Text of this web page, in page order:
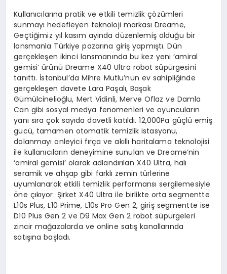
Kullanıcılarına pratik ve etkili temizlik çözümleri
sunmayı hedefleyen teknoloji markası Dreame,
Geçtiğimiz yıl kasım ayında düzenlemiş olduğu bir
lansmanla Türkiye pazarına giriş yapmıştı. Dün
gerçekleşen ikinci lansmanında bu kez yeni ‘amiral
gemisi’ ürünü Dreame X40 Ultra robot süpürgesini
tanıttı. İstanbul’da Mihre Mutlu’nun ev sahipliğinde
gerçekleşen davete Lara Paşalı, Başak
Gümülcinelioğlu, Mert Vidinli, Merve Oflaz ve Damla
Can gibi sosyal medya fenomenleri ve oyuncuların
yanı sıra çok sayıda davetli katıldı. 12,000Pa güçlü emiş
gücü, tamamen otomatik temizlik istasyonu,
dolanmayı önleyici fırça ve akıllı haritalama teknolojisi
ile kullanıcıların deneyimine sunulan ve Dreame’nin
‘amiral gemisi’ olarak adlandırılan X40 Ultra, halı
seramik ve ahşap gibi farklı zemin türlerine
uyumlanarak etkili temizlik performansı sergilemesiyle
öne çıkıyor. Şirket X40 Ultra ile birlikte orta segmentte
L10s Plus, L10 Prime, L10s Pro Gen 2, giriş segmentte ise
D10 Plus Gen 2 ve D9 Max Gen 2 robot süpürgeleri
zincir mağazalarda ve online satış kanallarında
satışına başladı.